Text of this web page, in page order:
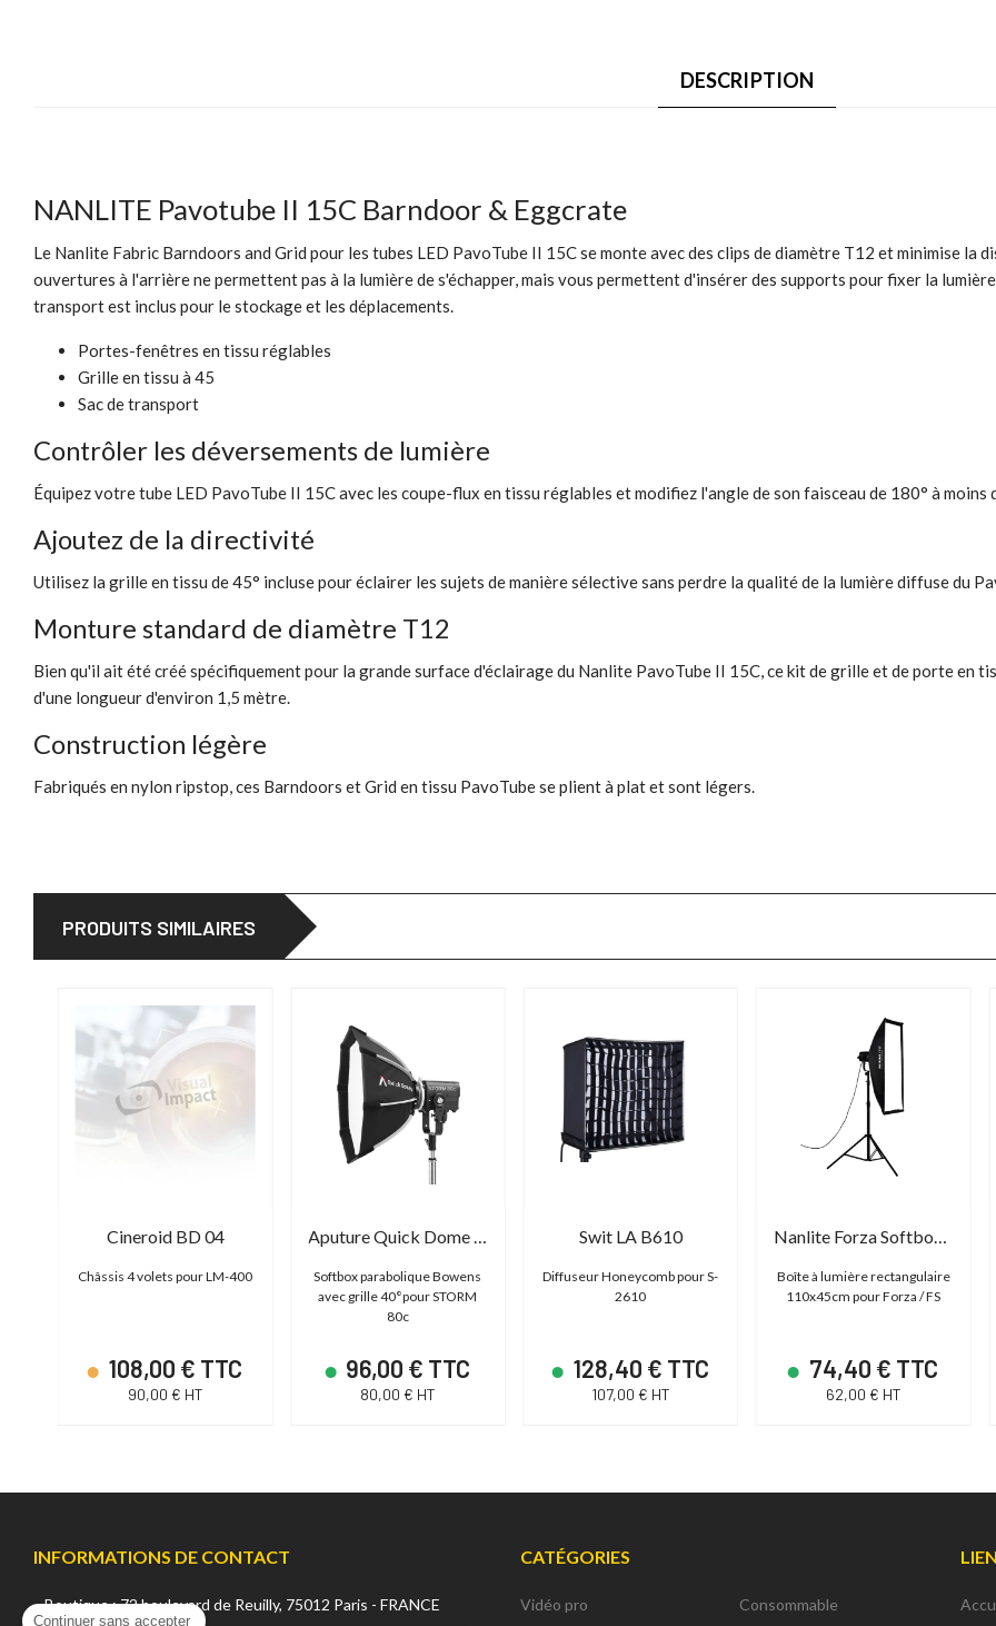
DESCRIPTION
NANLITE Pavotube II 15C Barndoor & Eggcrate
Le Nanlite Fabric Barndoors and Grid pour les tubes LED PavoTube II 15C se monte avec des clips de diamètre T12 et minimise
ouvertures à l'arrière ne permettent pas à la lumière de s'échapper, mais vous permettent d'insérer des supports pour fixer la
transport est inclus pour le stockage et les déplacements.
Portes-fenêtres en tissu réglables
Grille en tissu à 45
Sac de transport
Contrôler les déversements de lumière
Équipez votre tube LED PavoTube II 15C avec les coupe-flux en tissu réglables et modifiez l'angle de son faisceau de 180° à moins
Ajoutez de la directivité
Utilisez la grille en tissu de 45° incluse pour éclairer les sujets de manière sélective sans perdre la qualité de la lumière diffuse du
Monture standard de diamètre T12
Bien qu'il ait été créé spécifiquement pour la grande surface d'éclairage du Nanlite PavoTube II 15C, ce kit de grille et de porte en
d'une longueur d'environ 1,5 mètre.
Construction légère
Fabriqués en nylon ripstop, ces Barndoors et Grid en tissu PavoTube se plient à plat et sont légers.
PRODUITS SIMILAIRES
Cineroid BD 04
Châssis 4 volets pour LM-400
108,00 € TTC
90,00 € HT
Aputure Quick Dome 40
Softbox parabolique Bowens
avec grille 40°pour STORM
80c
96,00 € TTC
80,00 € HT
Swit LA B610
Diffuseur Honeycomb pour S-
2610
128,40 € TTC
107,00 € HT
Nanlite Forza Softbox Stripbank Asymmetric 45x110
Boîte à lumière rectangulaire
110x45cm pour Forza / FS
74,40 € TTC
62,00 € HT
INFORMATIONS DE CONTACT
Boutique : 72 boulevard de Reuilly, 75012 Paris - FRANCE
CATÉGORIES
Vidéo pro Consommable
Continuer sans accepter